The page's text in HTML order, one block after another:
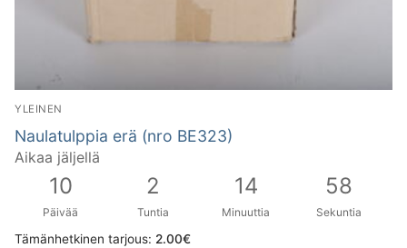
YLEINEN
Naulatulppia erä (nro BE323)
Aikaa jäljellä
10
Päivää
2
Tuntia
14
Minuuttia
57
Sekuntia
Tämänhetkinen tarjous: 2.00€